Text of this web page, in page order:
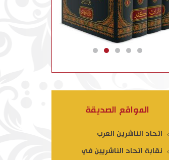
المواقع الصديقة
اتحاد الناشرين العرب
نقابة اتحاد الناشريين في